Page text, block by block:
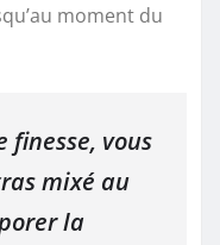
moment du
finesse, vous
mixé au
la